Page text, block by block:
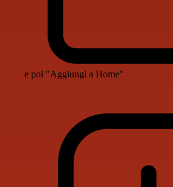
e poi "Aggiungi a Home"